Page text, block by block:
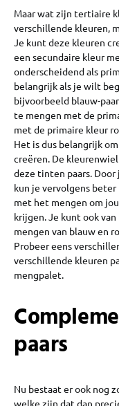
Maar wat zijn tertiaire
verschillende kleuren,
Je kunt deze kleuren
een secundaire kleur
onderscheidend als
belangrijk als je wilt
bijvoorbeeld blauw-
te mengen met de
met de primaire kleur
Het is dus belangrijk
creëren. De
deze tinten paars.
kun je vervolgens
met het mengen om
krijgen. Je kunt ook
mengen van blauw en
Probeer eens
verschillende kleuren
mengpalet.
paars
Nu bestaat er ook nog
welke zijn dat dan